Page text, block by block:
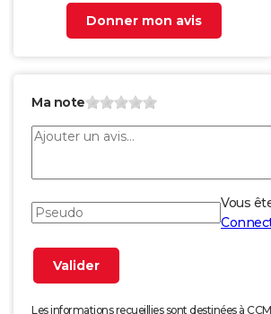
Donner mon avis
Ma note
Vous
Les informations recueillies sont destinées à